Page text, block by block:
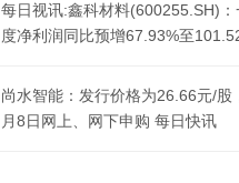
每日视讯:鑫科材料(600255.SH)：
度净利润同比预增67.93%至
尚水智能：发行价格为26.66元/股
月8日网上、网下申购 每日快讯